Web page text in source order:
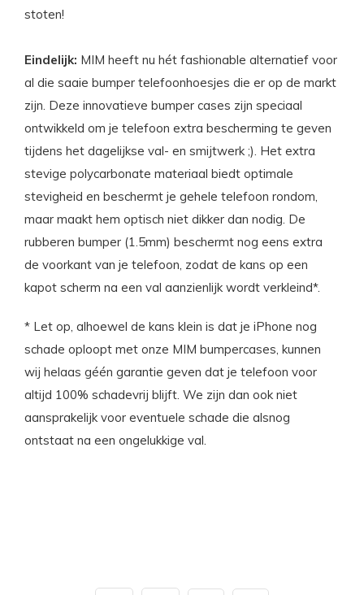
stoten!
Eindelijk: MIM heeft nu hét fashionable alternatief voor
al die saaie bumper telefoonhoesjes die er op de markt
zijn. Deze innovatieve bumper cases zijn speciaal
ontwikkeld om je telefoon extra bescherming te geven
tijdens het dagelijkse val- en smijtwerk ;). Het extra
stevige polycarbonate materiaal biedt optimale
stevigheid en beschermt je gehele telefoon rondom,
maar maakt hem optisch niet dikker dan nodig. De
rubberen bumper (1.5mm) beschermt nog eens extra
de voorkant van je telefoon, zodat de kans op een
kapot scherm na een val aanzienlijk wordt verkleind*.
* Let op, alhoewel de kans klein is dat je iPhone nog
schade oploopt met onze MIM bumpercases, kunnen
wij helaas géén garantie geven dat je telefoon voor
altijd 100% schadevrij blijft. We zijn dan ook niet
aansprakelijk voor eventuele schade die alsnog
ontstaat na een ongelukkige val.